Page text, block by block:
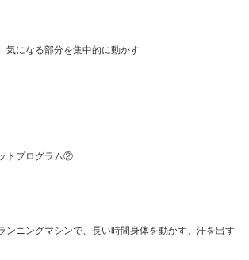
気になる部分を集中的に動かす
トプログラム②
ンニングマシンで、長い時間身体を動かす、汗を出す